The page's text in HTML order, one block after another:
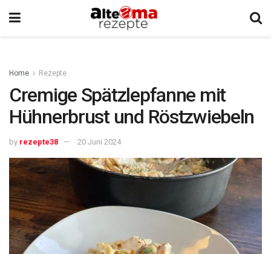
Home Rezepte
Cremige Spätzlepfanne mit
Hühnerbrust und Röstzwiebeln
by rezepte38 20 Juni 2024